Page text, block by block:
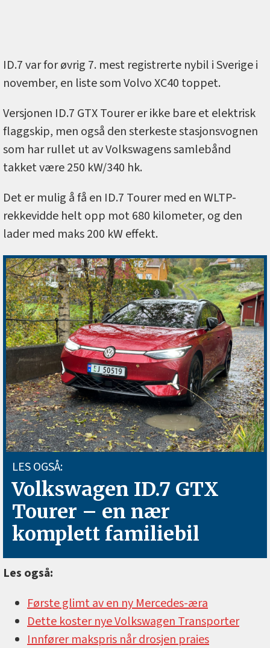
ID.7 var for øvrig 7. mest registrerte nybil i Sverige i
november, en liste som Volvo XC40 toppet.
Versjonen ID.7 GTX Tourer er ikke bare et elektrisk
flaggskip, men også den sterkeste stasjonsvognen
som har rullet ut av Volkswagens samlebånd
takket være 250 kW/340 hk.
Det er mulig å få en ID.7 Tourer med en WLTP-
rekkevidde helt opp mot 680 kilometer, og den
lader med maks 200 kW effekt.
LES OGSÅ:
Volkswagen ID.7 GTX
Tourer – en nær
komplett familiebil
Les også:
Første glimt av en ny Mercedes-æra
Dette koster nye Volkswagen Transporter
Innfører makspris når drosjen praies